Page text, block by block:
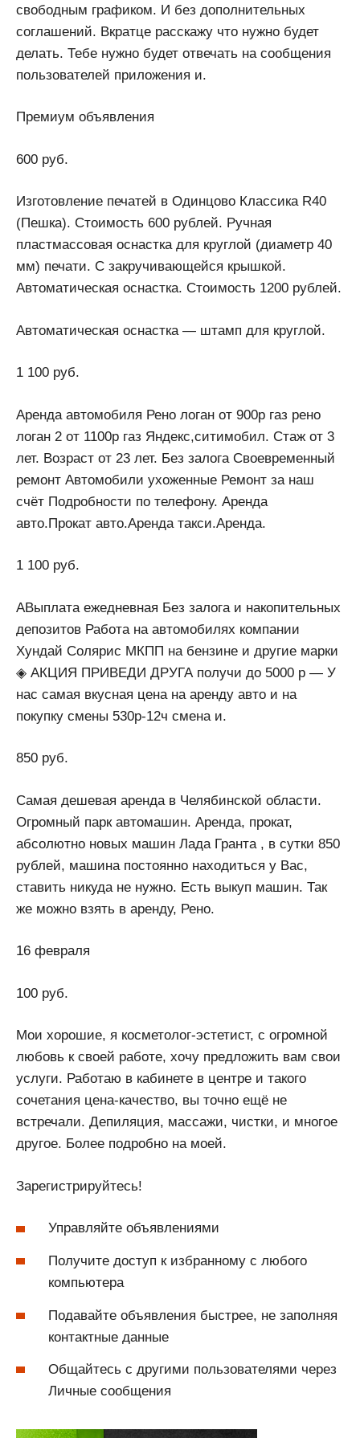
свободным графиком. И без дополнительных
соглашений. Вкратце расскажу что нужно будет
делать. Тебе нужно будет отвечать на сообщения
пользователей приложения и.
Премиум объявления
600 руб.
Изготовление печатей в Одинцово Классика R40
(Пешка). Стоимость 600 рублей. Ручная
пластмассовая оснастка для круглой (диаметр 40
мм) печати. С закручивающейся крышкой.
Автоматическая оснастка. Стоимость 1200 рублей.
Автоматическая оснастка — штамп для круглой.
1 100 руб.
Аренда автомобиля Рено логан от 900р газ рено
логан 2 от 1100р газ Яндекс,ситимобил. Стаж от 3
лет. Возраст от 23 лет. Без залога Своевременный
ремонт Автомобили ухоженные Ремонт за наш
счёт Подробности по телефону. Аренда
авто.Прокат авто.Аренда такси.Аренда.
1 100 руб.
АВыплата ежедневная Без залога и накопительных
депозитов Работа на автомобилях компании
Хундай Солярис МКПП на бензине и другие марки
◈ АКЦИЯ ПРИВЕДИ ДРУГА получи до 5000 р — У
нас самая вкусная цена на аренду авто и на
покупку смены 530р-12ч смена и.
850 руб.
Самая дешевая аренда в Челябинской области.
Огромный парк автомашин. Аренда, прокат,
абсолютно новых машин Лада Гранта , в сутки 850
рублей, машина постоянно находиться у Вас,
ставить никуда не нужно. Есть выкуп машин. Так
же можно взять в аренду, Рено.
16 февраля
100 руб.
Мои хорошие, я косметолог-эстетист, с огромной
любовь к своей работе, хочу предложить вам свои
услуги. Работаю в кабинете в центре и такого
сочетания цена-качество, вы точно ещё не
встречали. Депиляция, массажи, чистки, и многое
другое. Более подробно на моей.
Зарегистрируйтесь!
Управляйте объявлениями
Получите доступ к избранному с любого
компьютера
Подавайте объявления быстрее, не заполняя
контактные данные
Общайтесь с другими пользователями через
Личные сообщения